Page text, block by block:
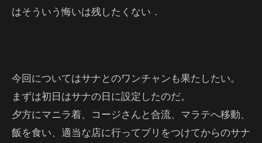
はそういう悔いは残したくない．
今回についてはサナとのワンチャンも果たしたい。
まずは初日はサナの日に設定したのだ。
夕方にマニラ着、コージさんと合流、マラテへ移動、
飯を食い、適当な店に行ってブリをつけてからのサナ